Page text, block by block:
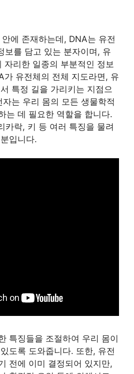
에 존재하는데, DNA는 유전
보를 담고 있는 분자이며, 유
자리한 일종의 부분적인 정보
가 유전체의 전체 지도라면, 유
특정 길을 가리키는 지점으
는 우리 몸의 모든 생물학적
는 데 필요한 역할을 합니다.
카락, 키 등 여러 특징을 물려
입니다.
특징들을 조절하여 우리 몸이
도록 도와줍니다. 또한, 유전
전에 이미 결정되어 있지만,